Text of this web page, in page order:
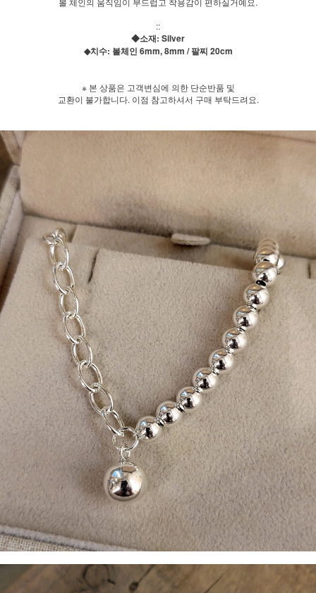
::
◆소재: Silver
◆치수: 볼체인 6mm, 8mm / 팔찌 20cm
※ 본 상품은 고객변심에 의한 단순반품 및
교환이 불가합니다. 이점 참고하셔서 구매 부탁드려요.